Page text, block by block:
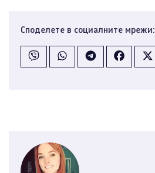
Споделете в социалните мрежи: